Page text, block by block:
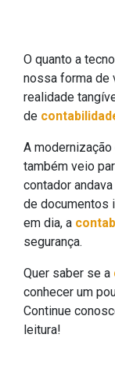
O quanto a
nossa forma de
realidade
de
A
também veio
contador
de documentos
em dia, a
segurança.
Quer saber se a
conhecer um
Continue
leitura!